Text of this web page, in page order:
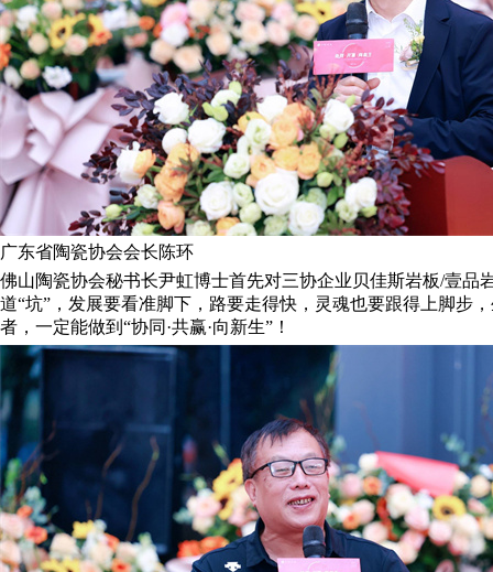
广东省陶瓷协会会长陈环
佛山陶瓷协会秘书长尹虹博士首先对三协企业贝佳斯岩板/壹
道“坑”，发展要看准脚下，路要走得快，灵魂也要跟得上脚步
者，一定能做到“协同·共赢·向新生”！